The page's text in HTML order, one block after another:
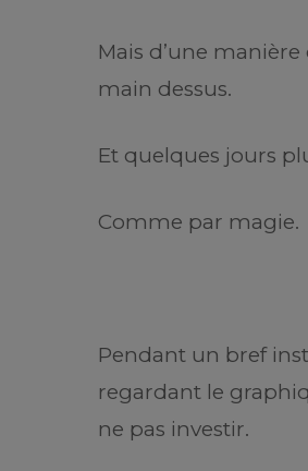
Mais d’une
main dessus.
Et quelques jours
Comme par magie.
Pendant un bref
regardant le
ne pas investir.